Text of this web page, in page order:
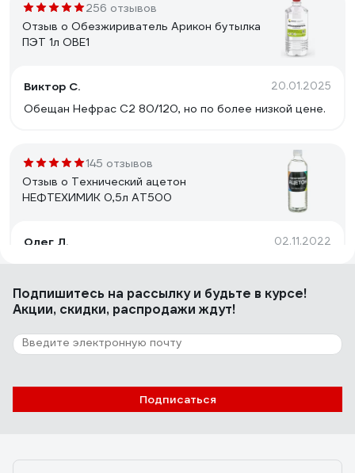
256 отзывов
Отзыв о Обезжириватель Арикон бутылка
ПЭТ 1л OBE1
Виктор С. 20.01.2025
Обещан Нефрас С2 80/120, но по более низкой цене.
145 отзывов
Отзыв о Технический ацетон
НЕФТЕХИМИК 0,5л АТ500
Олег Л. 02.11.2022
- Качество - Стеклянная бутыль и хорошая крышка -
39 отзывов
Отзыв о Обезжириватель Светофор 0.5 л
Игорь Лобачёв 27.04.2023
Подпишитесь на рассылкуи будьте в курсе!
Акции, скидки, распродажи ждут!
Подписаться